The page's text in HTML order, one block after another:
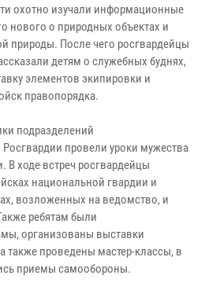
охотно изучали информационные
нового о природных объектах и
природы. После чего росгвардейцы
детям о служебных буднях,
элементов экипировки и
правопорядка.
подразделений
провели уроки мужества
В ходе встреч росгвардейцы
национальной гвардии и
возложенных на ведомство, и
ребятам были
организованы выставки
также проведены мастер-классы, в
приемы самообороны.